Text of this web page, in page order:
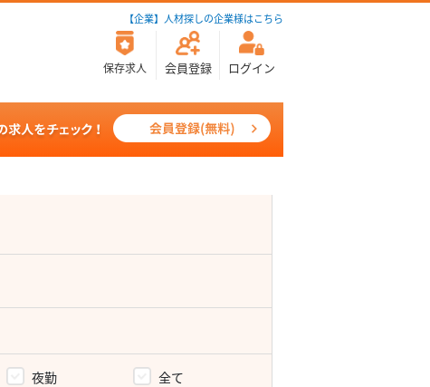
【企業】人材探しの企業様はこちら
保存求人 会員登録 ログイン
夜勤 全て